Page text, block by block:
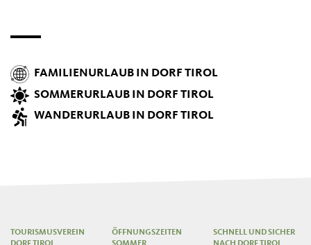
FAMILIENURLAUB IN DORF TIROL
SOMMERURLAUB IN DORF TIROL
WANDERURLAUB IN DORF TIROL
TOURISMUSVEREIN
DORF TIROL
ÖFFNUNGSZEITEN
SOMMER
SCHNELL UND SICHER
NACH DORF TIROL